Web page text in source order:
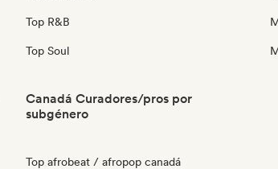
Top R&B
Top Soul
Canadá Curadores/pros por
subgénero
Top afrobeat / afropop canadá